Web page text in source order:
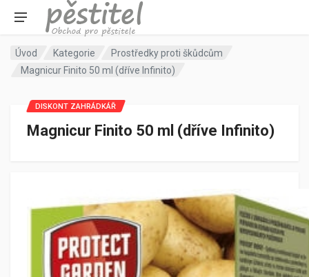
Úvod Kategorie
Prostředky proti škůdcům
Magnicur Finito 50 ml (dříve Infinito)
Magnicur Finito 50 ml (dříve Infinito)
DISKONT ZAHRÁDKÁŘ